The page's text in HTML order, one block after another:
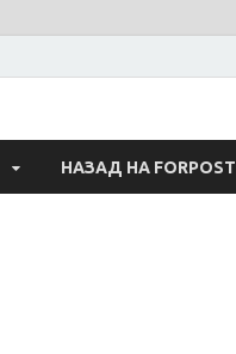
НАЗАД НА FORPOST